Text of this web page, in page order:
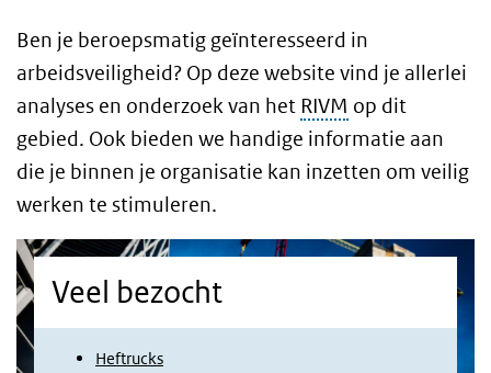
Ben je beroepsmatig geïnteresseerd in
arbeidsveiligheid? Op deze website vind je allerlei
analyses en onderzoek van het RIVM op dit
gebied. Ook bieden we handige informatie aan
die je binnen je organisatie kan inzetten om veilig
werken te stimuleren.
Veel bezocht
Heftrucks